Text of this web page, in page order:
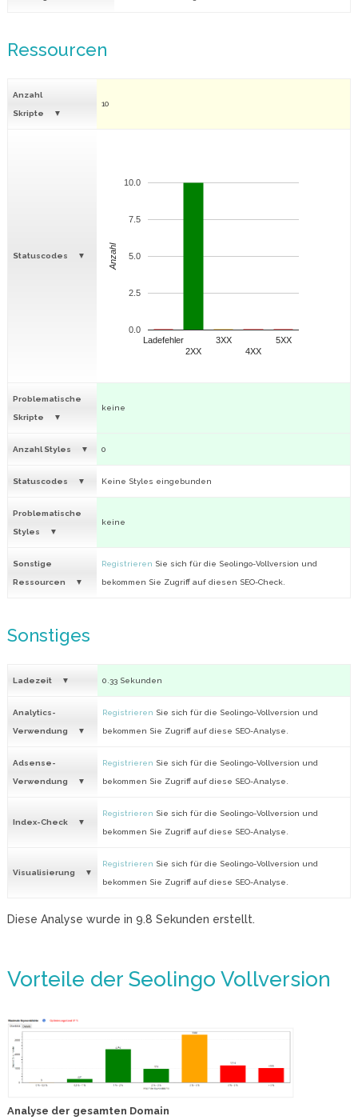
Ressourcen
Anzahl
Skripte
10
Statuscodes
Ladefehler
2XX
3XX
4XX
5XX
0.0
2.5
5.0
7.5
10.0
Anzahl
Problematische
Skripte
keine
Anzahl Styles 0
Statuscodes Keine Styles eingebunden
Problematische
Styles
keine
Sonstige
Ressourcen
Registrieren Sie sich für die Seolingo-Vollversion und
bekommen Sie Zugriff auf diesen SEO-Check.
Sonstiges
Ladezeit 0.33 Sekunden
Analytics-
Verwendung
Registrieren Sie sich für die Seolingo-Vollversion und
bekommen Sie Zugriff auf diese SEO-Analyse.
Adsense-
Verwendung
Registrieren Sie sich für die Seolingo-Vollversion und
bekommen Sie Zugriff auf diese SEO-Analyse.
Index-Check
Registrieren Sie sich für die Seolingo-Vollversion und
bekommen Sie Zugriff auf diese SEO-Analyse.
Visualisierung
Registrieren Sie sich für die Seolingo-Vollversion und
bekommen Sie Zugriff auf diese SEO-Analyse.
Diese Analyse wurde in 9.8 Sekunden erstellt.
Vorteile der Seolingo Vollversion
Analyse der gesamten Domain